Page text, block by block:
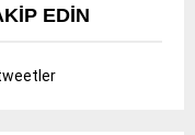
EDIN